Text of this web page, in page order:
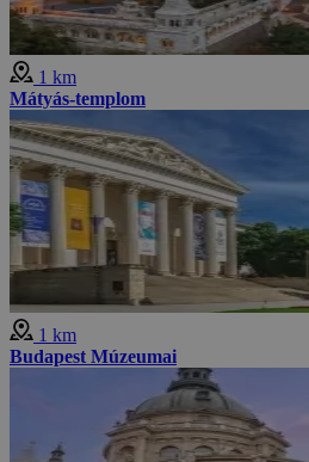
1 km
Mátyás-templom
1 km
Budapest Múzeumai